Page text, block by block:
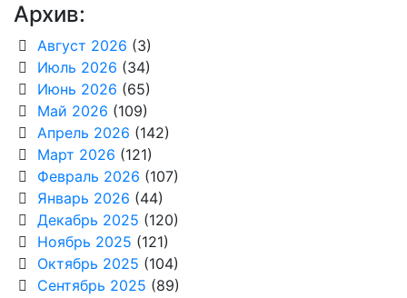
Архив:
Август 2026 (3)
Июль 2026 (34)
Июнь 2026 (65)
Май 2026 (109)
Апрель 2026 (142)
Март 2026 (121)
Февраль 2026 (107)
Январь 2026 (44)
Декабрь 2025 (120)
Ноябрь 2025 (121)
Октябрь 2025 (104)
Сентябрь 2025 (89)